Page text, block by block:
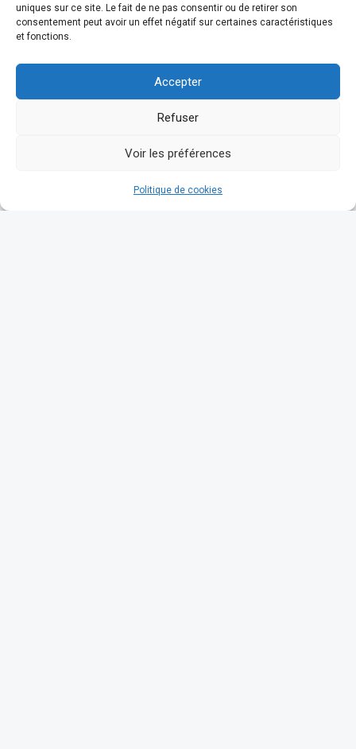
uniques sur ce site. Le fait de ne pas consentir ou de retirer son
consentement peut avoir un effet négatif sur certaines caractéristiques
et fonctions.
Accepter
Refuser
Voir les préférences
Politique de cookies